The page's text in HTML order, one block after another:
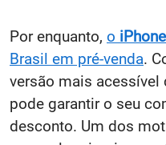
Por enquanto, o
Brasil em pré-venda.
versão mais acessível
pode garantir o seu
desconto. Um dos